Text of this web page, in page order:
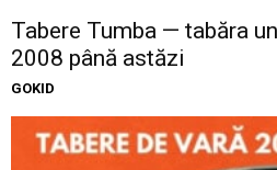
Tabere Tumba — tabăra
2008 până astăzi
GOKID